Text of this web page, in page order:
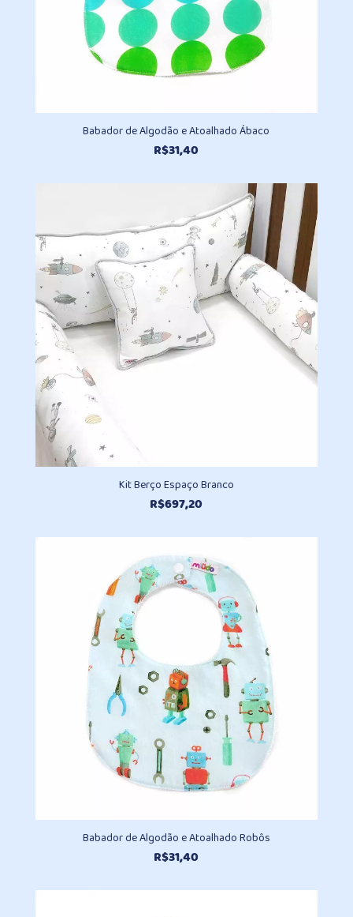
Babador de Algodão e Atoalhado Ábaco
R$31,40
Kit Berço Espaço Branco
R$697,20
Babador de Algodão e Atoalhado Robôs
R$31,40